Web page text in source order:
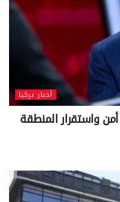
أخبار تركيا
واستقرار المنطقة